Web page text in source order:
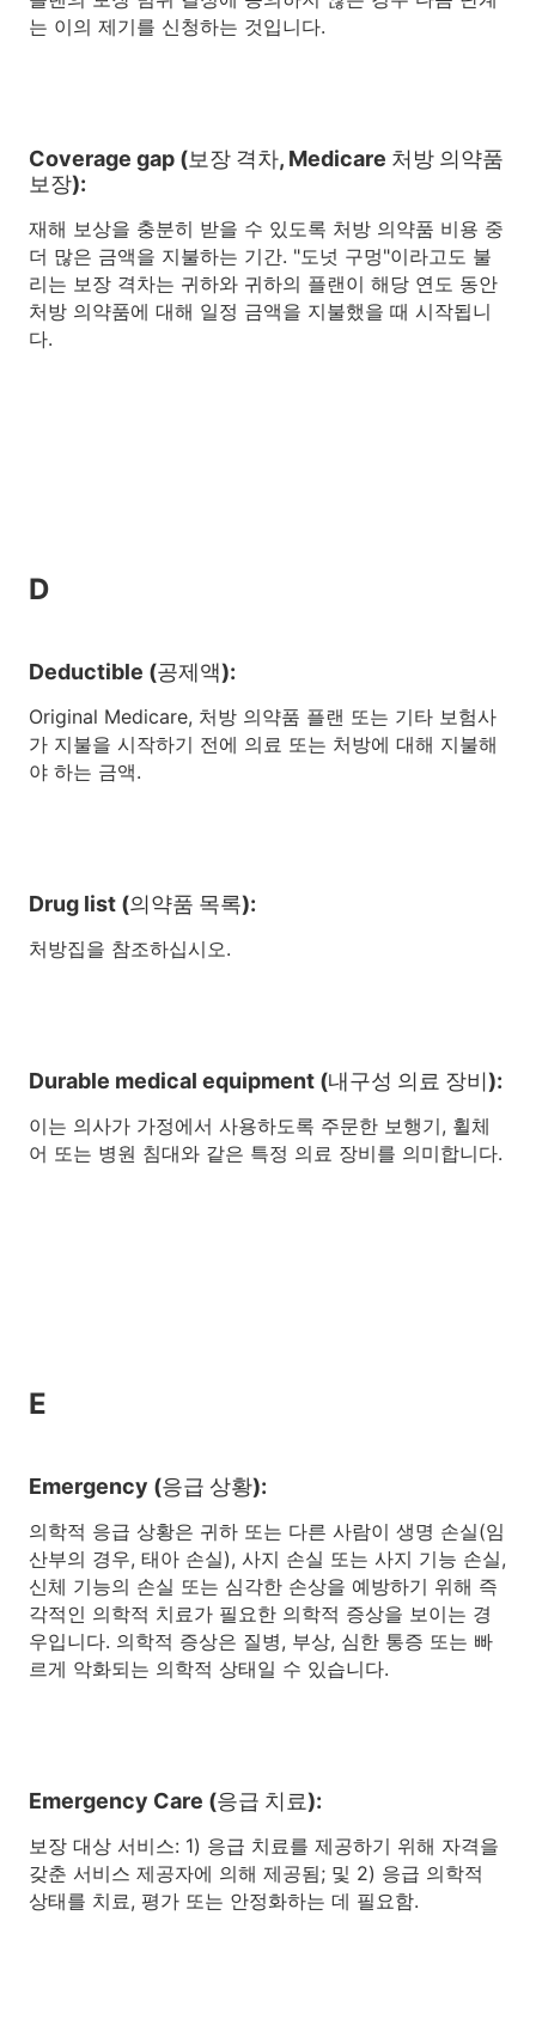
는 이의 제기를 신청하는 것입니다.
Coverage gap (보장 격차, Medicare 처방 의약품
보장):
재해 보상을 충분히 받을 수 있도록 처방 의약품 비용 중
더 많은 금액을 지불하는 기간. "도넛 구멍"이라고도 불
리는 보장 격차는 귀하와 귀하의 플랜이 해당 연도 동안
처방 의약품에 대해 일정 금액을 지불했을 때 시작됩니
다.
D
Deductible (공제액):
Original Medicare, 처방 의약품 플랜 또는 기타 보험사
가 지불을 시작하기 전에 의료 또는 처방에 대해 지불해
야 하는 금액.
Drug list (의약품 목록):
처방집을 참조하십시오.
Durable medical equipment (내구성 의료 장비):
이는 의사가 가정에서 사용하도록 주문한 보행기, 휠체
어 또는 병원 침대와 같은 특정 의료 장비를 의미합니다.
E
Emergency (응급 상황):
의학적 응급 상황은 귀하 또는 다른 사람이 생명 손실(임
산부의 경우, 태아 손실), 사지 손실 또는 사지 기능 손실,
신체 기능의 손실 또는 심각한 손상을 예방하기 위해 즉
각적인 의학적 치료가 필요한 의학적 증상을 보이는 경
우입니다. 의학적 증상은 질병, 부상, 심한 통증 또는 빠
르게 악화되는 의학적 상태일 수 있습니다.
Emergency Care (응급 치료):
보장 대상 서비스: 1) 응급 치료를 제공하기 위해 자격을
갖춘 서비스 제공자에 의해 제공됨; 및 2) 응급 의학적
상태를 치료, 평가 또는 안정화하는 데 필요함.